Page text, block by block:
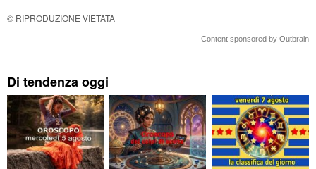
© RIPRODUZIONE VIETATA
Content sponsored by Outbrain
Di tendenza oggi